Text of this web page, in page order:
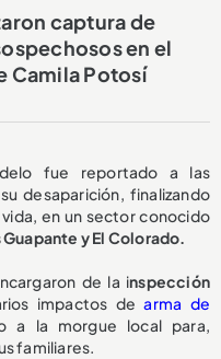
captura de
en el
Camila Potosí
fue reportado a las
desaparición, finalizando
en un sector conocido
y El Colorado.
de la inspección
impactos dearma de
a la morgue local para,
familiares.